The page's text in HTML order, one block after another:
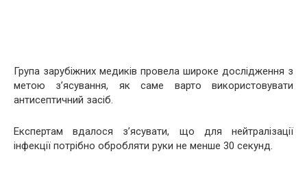
Група зарубіжних медиків провела широке дослідження з
метою з’ясування, як саме варто використовувати
антисептичний засіб.
Експертам вдалося з’ясувати, що для нейтралізації
інфекції потрібно обробляти руки не менше 30 секунд.